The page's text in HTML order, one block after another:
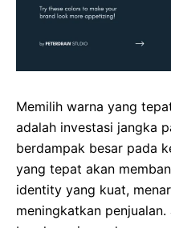
Memilih warna yang
adalah investasi jangka
berdampak besar pada
yang tepat akan
identity yang kuat,
meningkatkan